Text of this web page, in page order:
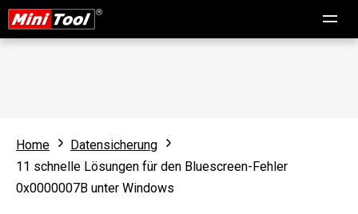
Home
Datensicherung
11 schnelle Lösungen für den Bluescreen-Fehler
0x0000007B unter Windows